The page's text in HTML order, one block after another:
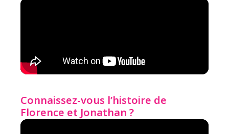
Connaissez-vous l’histoire de
Florence et Jonathan ?